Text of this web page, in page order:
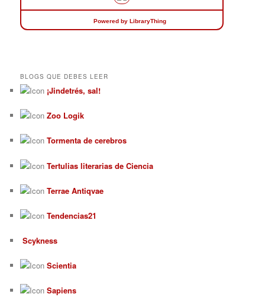
Powered by LibraryThing
BLOGS QUE DEBES LEER
¡Jindetrés, sal!
Zoo Logik
Tormenta de cerebros
Tertulias literarias de Ciencia
Terrae Antiqvae
Tendencias21
Scykness
Scientia
Sapiens